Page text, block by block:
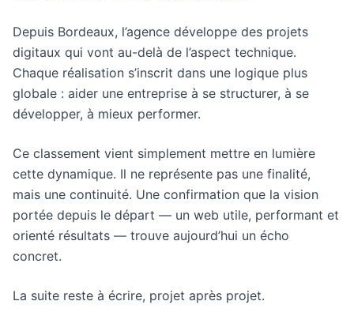
Depuis Bordeaux, l’agence développe des projets
digitaux qui vont au-delà de l’aspect technique.
Chaque réalisation s’inscrit dans une logique plus
globale : aider une entreprise à se structurer, à se
développer, à mieux performer.
Ce classement vient simplement mettre en lumière
cette dynamique. Il ne représente pas une finalité,
mais une continuité. Une confirmation que la vision
portée depuis le départ — un web utile, performant et
orienté résultats — trouve aujourd’hui un écho
concret.
La suite reste à écrire, projet après projet.